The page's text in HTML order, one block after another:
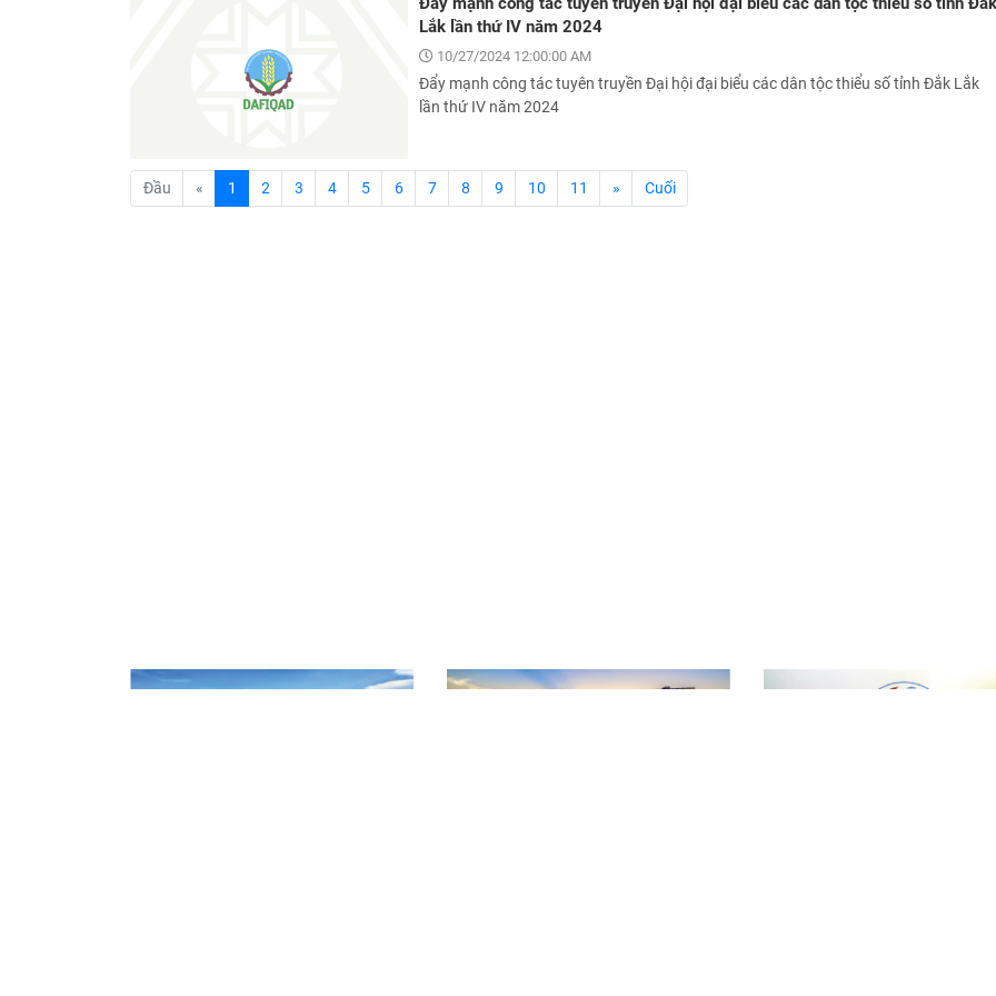
Lắk lần thứ IV năm 2024
10/27/2024 12:00:00 AM
Đẩy mạnh công tác tuyên truyền Đại hội đại biểu các dân tộc thiểu số tỉnh Đắk Lắk
lần thứ IV năm 2024
Đầu « 1 (current)
2 3 4 5 6 7 8 9 10 11 » Cuối